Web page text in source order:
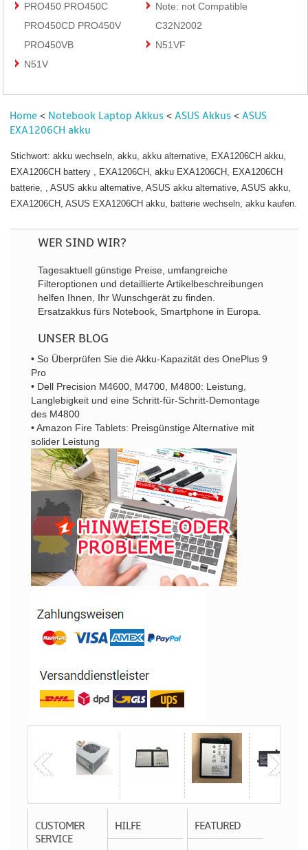
PRO450 PRO450C
PRO450CD PRO450V
PRO450VB
Note: not Compatible
C32N2002
N51VF
N51V
Home < Notebook Laptop Akkus <ASUS Akkus <ASUS
EXA1206CH akku
Stichwort: akku wechseln, akku, akku alternative, EXA1206CH akku,
EXA1206CH battery , EXA1206CH, akku EXA1206CH, EXA1206CH
batterie, , ASUS akku alternative, ASUS akku alternative, ASUS akku,
EXA1206CH, ASUS EXA1206CH akku, batterie wechseln, akku kaufen.
WER SIND WIR?
Tagesaktuell günstige Preise, umfangreiche
Filteroptionen und detaillierte Artikelbeschreibungen
helfen Ihnen, Ihr Wunschgerät zu finden.
Ersatzakkus fürs Notebook, Smartphone in Europa.
UNSER BLOG
• So Überprüfen Sie die Akku-Kapazität des OnePlus 9
Pro
• Dell Precision M4600, M4700, M4800: Leistung,
Langlebigkeit und eine Schritt-für-Schritt-Demontage
des M4800
• Amazon Fire Tablets: Preisgünstige Alternative mit
solider Leistung
CUSTOMER
SERVICE
HILFE FEATURED